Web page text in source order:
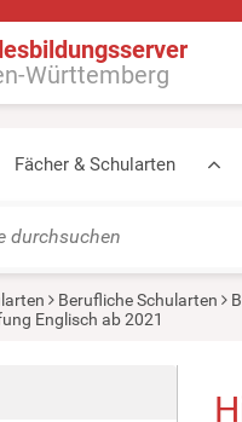
Württemberg
Fächer & Schularten
Berufliche Schularten
Englisch ab 2021